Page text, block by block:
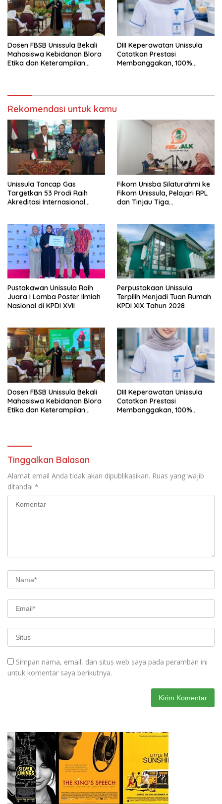
Dosen FBSB Unissula Bekali
Mahasiswa Kebidanan Blora
Etika dan Keterampilan
DIII Keperawatan Unissula
Catatkan Prestasi
Membanggakan, 100%
Rekomendasi untuk kamu
Unissula Tancap Gas
Targetkan 53 Prodi Raih
Akreditasi Internasional
Fikom Unisba Silaturahmi ke
Fikom Unissula, Pelajari RPL
dan Tinjau Tiga
Pustakawan Unissula Raih
Juara I Lomba Poster Ilmiah
Nasional di KPDI XVII
Perpustakaan Unissula
Terpilih Menjadi Tuan Rumah
KPDI XIX Tahun 2028
Dosen FBSB Unissula Bekali
Mahasiswa Kebidanan Blora
Etika dan Keterampilan
DIII Keperawatan Unissula
Catatkan Prestasi
Membanggakan, 100%
Tinggalkan Balasan
Alamat email Anda tidak akan dipublikasikan. Ruas yang wajib
ditandai *
Simpan nama, email, dan situs web saya pada peramban ini
untuk komentar saya berikutnya.